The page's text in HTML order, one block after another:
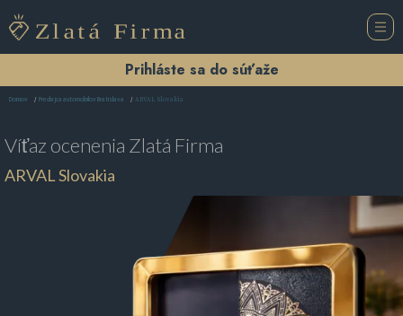
Prihláste sa do súťaže
Domov Predajca automobilov Bratislava ARVAL Slovakia
Víťaz ocenenia Zlatá Firma
ARVAL Slovakia